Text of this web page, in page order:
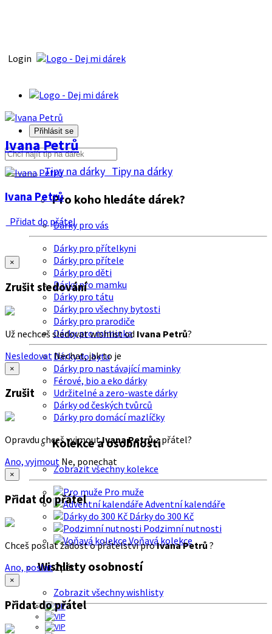
Login
Přihlásit se
Tipy na dárky Tipy na dárky
Pro koho hledáte dárek?
Dárky pro vás
Dárky pro přítelkyni
Dárky pro přítele
Dárky pro děti
Dárky pro mamku
Dárky pro tátu
Dárky pro všechny bytosti
Dárky pro prarodiče
Dárky pro miminka
Dárky do bytu
Dárky pro nastávající maminky
Férové, bio a eko dárky
Udržitelné a zero-waste dárky
Dárky od českých tvůrců
Dárky pro domácí mazlíčky
Kolekce a osobnosti
Zobrazit všechny kolekce
Pro muže
Adventní kalendáře
Dárky do 300 Kč
Podzimní nutnosti
Voňavá kolekce
Wishlisty osobností
Zobrazit všechny wishlisty
Ivana Petrů
Ivana Petrů
Přidat do přátel
×
Zrušit sledování
Už nechceš sledovat wishlist od Ivana Petrů?
Nesledovat Nechat, jak to je
×
Zrušit
Opravdu chceš vyjmoutIvana Petrůz přátel?
Ano, vyjmout Ne, ponechat
×
Přidat do přátel
Chceš poslat žádost o přátelství proIvana Petrů ?
Ano, poslatZpět
×
Přidat do přátel